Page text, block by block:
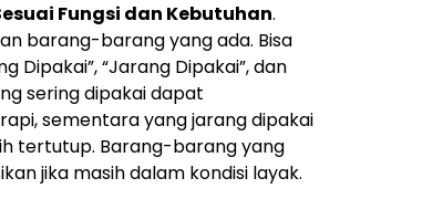
Fungsi dan Kebutuhan.
barang-barang yang ada. Bisa
Dipakai”, “Jarang Dipakai”, dan
sering dipakai dapat
sementara yang jarang dipakai
tertutup. Barang-barang yang
jika masih dalam kondisi layak.